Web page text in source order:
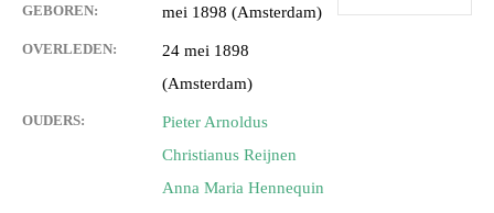
GEBOREN: mei 1898 (Amsterdam)
OVERLEDEN:
24 mei 1898
(Amsterdam)
OUDERS:
Pieter Arnoldus
Christianus Reijnen
Anna Maria Hennequin